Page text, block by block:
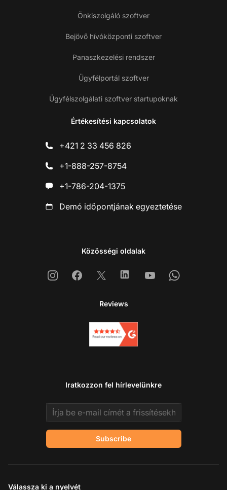
Önkiszolgáló szoftver
Bejövő hívóközponti szoftver
Panaszkezelési rendszer
Ügyfélportál szoftver
Ügyfélszolgálati szoftver startupoknak
Értékesítési kapcsolatok
+421 2 33 456 826
+1-888-257-8754
+1-786-204-1375
Demó időpontjának egyeztetése
Közösségi oldalak
InstagramFacebook
X LinkedinYoutubeWhatsapp
Reviews
Iratkozzon fel hírlevelünkre
Email address
Subscribe
Válassza ki a nyelvét